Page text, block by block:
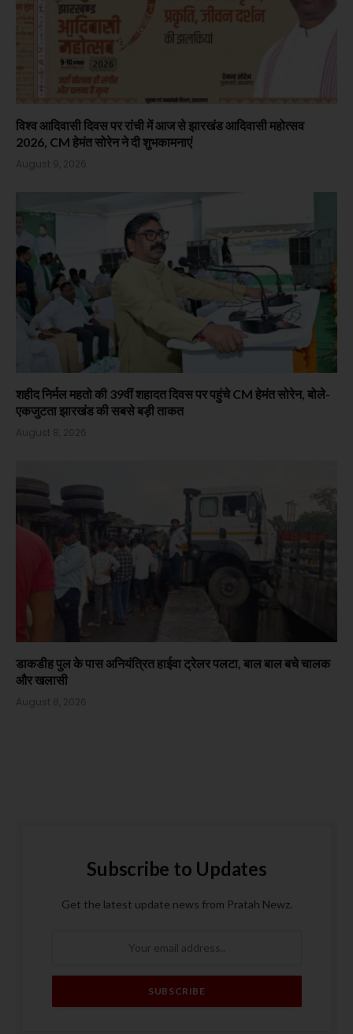
विश्व आदिवासी दिवस पर रांची में आज से झारखंड आदिवासी महोत्सव
2026, CM हेमंत सोरेन ने दी शुभकामनाएं
August 9, 2026
शहीद निर्मल महतो की 39वीं शहादत दिवस पर पहुंचे CM हेमंत सोरेन, बोले-
एकजुटता झारखंड की सबसे बड़ी ताकत
August 8, 2026
डाकडीह पुल के पास अनियंत्रित हाईवा ट्रेलर पलटा, बाल बाल बचे चालक
और खलासी
August 8, 2026
Subscribe to Updates
Get the latest update news from Pratah Newz.